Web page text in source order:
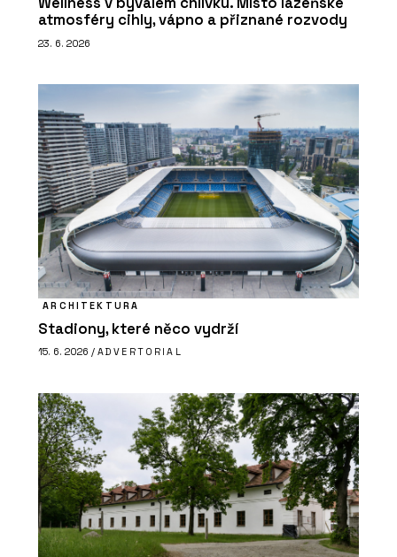
atmosféry cihly, vápno a přiznané rozvody
23. 6. 2026
ARCHITEKTURA
Stadiony, které něco vydrží
15. 6. 2026 / ADVERTORIAL